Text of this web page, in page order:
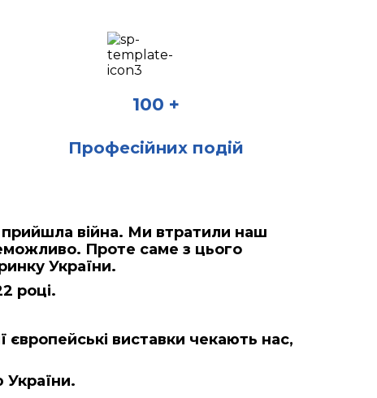
100 +
Професійних подій
війна. Ми втратили наш
Проте саме з цього
України.
році.
європейські виставки чекають нас,